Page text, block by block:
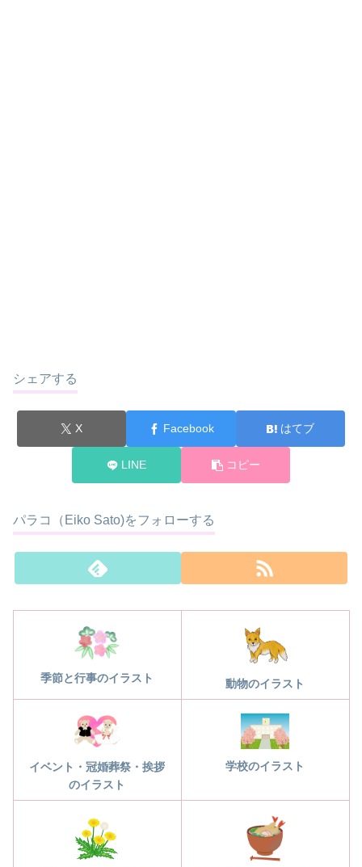
シェアする
X Facebook はてブ
LINE コピー
パラコ（Eiko Sato)をフォローする
季節と行事のイラスト 動物のイラスト
イベント・冠婚葬祭・挨拶
のイラスト
学校のイラスト